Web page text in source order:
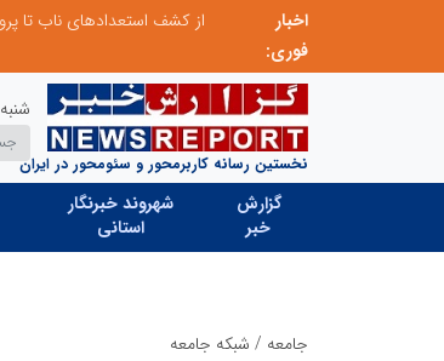
اخبار
فوری:
نخستین رسانه کاربرمحور و سئومحور در ایران
شنبه 17 مرداد 1405
گزارش
خبر
شهروند خبرنگار
استانی
جامعه / شبکه جامعه